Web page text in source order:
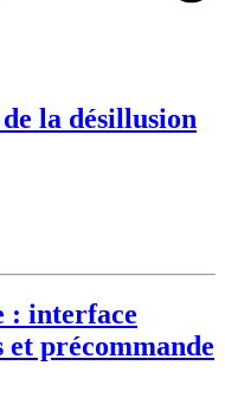
la désillusion
: interface
et précommande